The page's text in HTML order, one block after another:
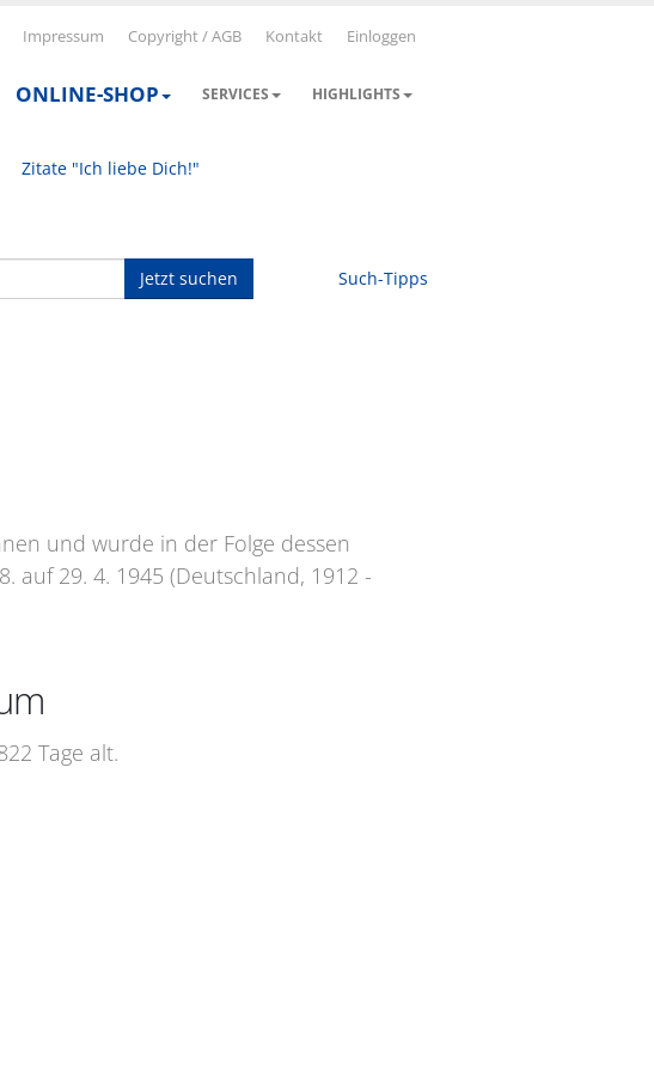
Impressum Copyright / AGB Kontakt Einloggen
ONLINE-SHOP SERVICES HIGHLIGHTS
Zitate "Ich liebe Dich!"
Jetzt suchen Such-Tipps
und wurde in der Folge dessen
auf 29. 4. 1945 (Deutschland, 1912 -
Tage alt.